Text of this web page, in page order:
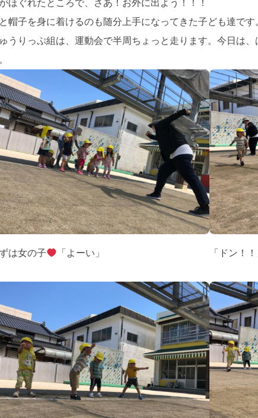
ほぐれたところで、さあ！お外に出よう！！！
帽子を身に着けるのも随分上手になってきた子ども達です
うりっぷ組は、運動会で半周ちょっと走ります。今日は
は女の子 「よーい」 「ドン！！